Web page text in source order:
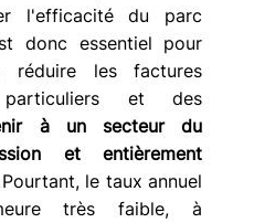
l'efficacité du parc
donc essentiel pour
réduire les factures
et des
à un secteur du
et entièrement
le taux annuel
très faible, à